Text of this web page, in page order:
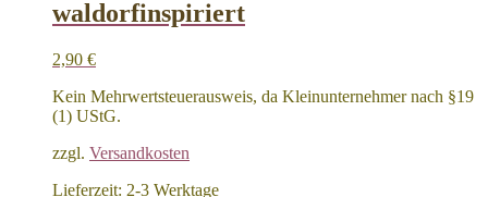
waldorfinspiriert
2,90 €
Kein Mehrwertsteuerausweis, da Kleinunternehmer nach §19
(1) UStG.
zzgl. Versandkosten
Lieferzeit: 2-3 Werktage